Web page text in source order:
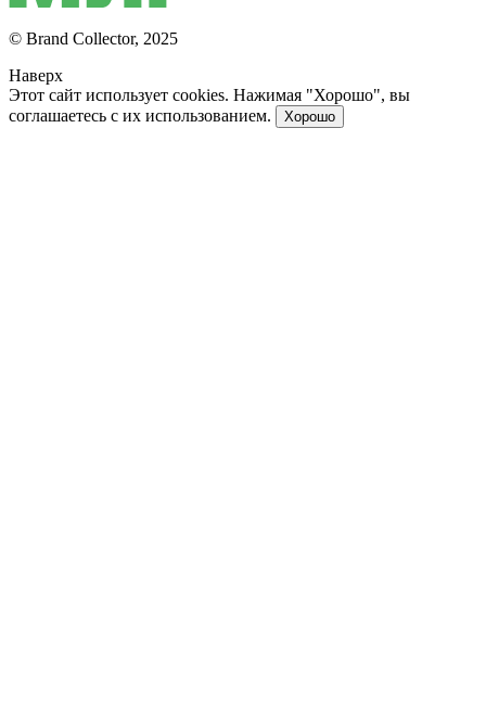
© Brand Collector, 2025
Наверх
Этот сайт использует cookies. Нажимая "Хорошо", вы
соглашаетесь с их использованием.
Хорошо